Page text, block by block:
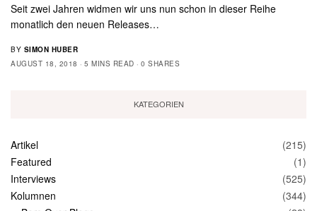
Seit zwei Jahren widmen wir uns nun schon in dieser Reihe
monatlich den neuen Releases…
BY SIMON HUBER
AUGUST 18, 2018
5 MINS READ 0 SHARES
KATEGORIEN
Artikel
(215)
Featured
(1)
Interviews
(525)
Kolumnen
(344)